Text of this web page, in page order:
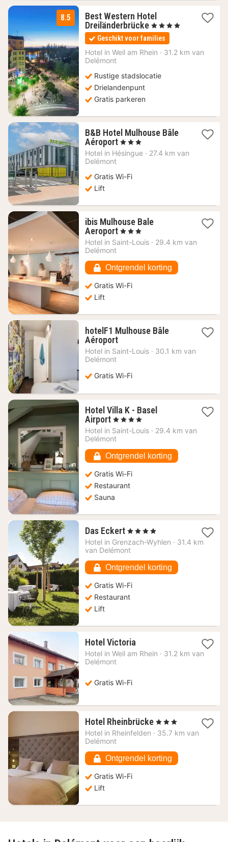
8.5
Best Western Hotel
Dreiländerbrücke 1
nacht
vanaf
104
, 4 Sterren
Geschikt voor families
Hotel in Weil am Rhein · 31.2 km van
Delémont
Rustige stadslocatie
Drielandenpunt
Gratis parkeren
B&B Hotel Mulhouse Bâle
Aéroport 1
nacht
vanaf
€
, 3 Sterren
Hotel in Hésingue · 27.4 km van
Delémont
Gratis Wi-Fi
Lift
ibis Mulhouse Bale
Aeroport 1
nacht
€
, 3 Sterren
Hotel in Saint-Louis · 29.4 km van
Delémont
Ontgrendel korting
Gratis Wi-Fi
Lift
hotelF1 Mulhouse Bâle
Aéroport1
nacht
€
Hotel in Saint-Louis · 30.1 km van
Delémont
Gratis Wi-Fi
Hotel Villa K - Basel
Airport 1
nacht
vanaf
€
, 4 Sterren
Hotel in Saint-Louis · 29.4 km van
Delémont
Ontgrendel korting
Gratis Wi-Fi
Restaurant
Sauna
Das Eckert 1
nacht
vanaf
€
, 4 Sterren
Hotel in Grenzach-Wyhlen · 31.4 km
van Delémont
Ontgrendel korting
Gratis Wi-Fi
Restaurant
Lift
Hotel Victoria1
nacht
Hotel in Weil am Rhein · 31.2 km van
Delémont
Gratis Wi-Fi
Hotel Rheinbrücke 1
nacht
€
, 3 Sterren
Hotel in Rheinfelden · 35.7 km van
Delémont
Ontgrendel korting
Gratis Wi-Fi
Lift